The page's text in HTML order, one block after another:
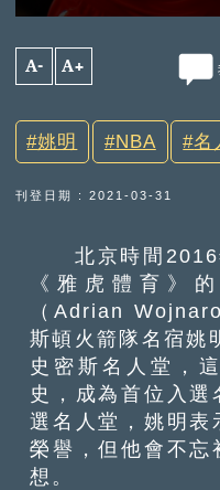
A- A+
姚明 NBA 名
刊登日期 : 2021-03-31
北京時間2016
《雅虎體育》
（Adrian
斯頓火箭隊名宿姚
史密斯名人堂，
史，成為首位入選
選名人堂，姚明表
榮譽，但他會不忘
想。